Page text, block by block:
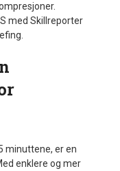
med Skillreporter
minuttene, er en
enklere og mer